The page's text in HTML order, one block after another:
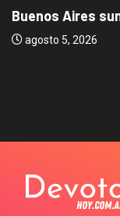
Buenos Aires
agosto 5, 2026